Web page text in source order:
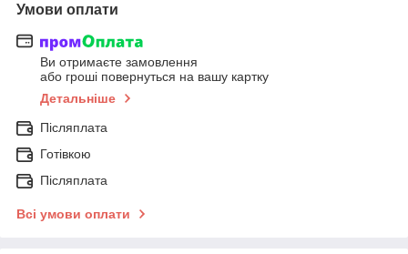
Умови оплати
Ви отримаєте замовлення
або гроші повернуться на вашу картку
Детальніше
Післяплата
Готівкою
Післяплата
Всі умови оплати